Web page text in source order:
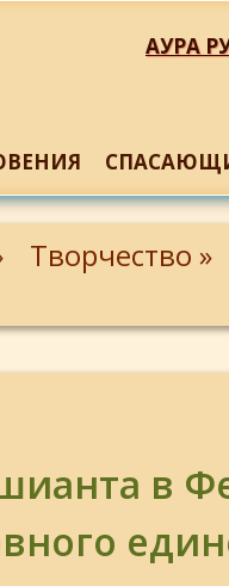
АУРА
Творчество »
в
г.